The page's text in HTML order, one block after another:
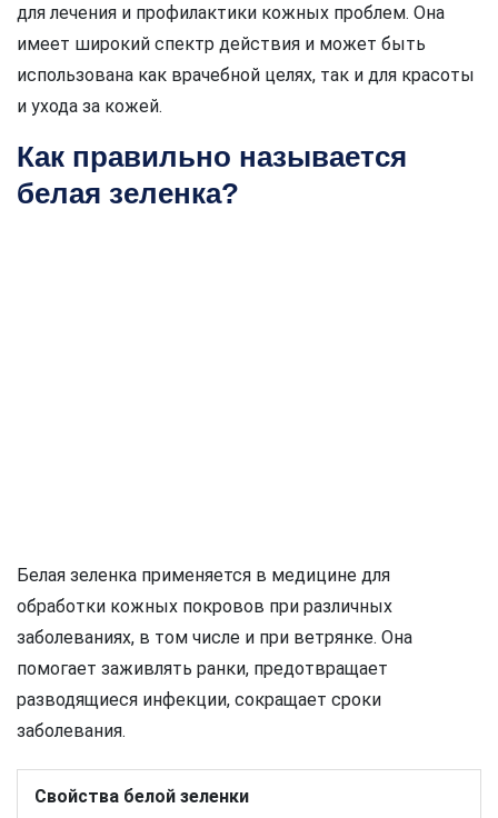
для лечения и профилактики кожных проблем. Она
имеет широкий спектр действия и может быть
использована как врачебной целях, так и для красоты
и ухода за кожей.
Как правильно называется
белая зеленка?
Белая зеленка применяется в медицине для
обработки кожных покровов при различных
заболеваниях, в том числе и при ветрянке. Она
помогает заживлять ранки, предотвращает
разводящиеся инфекции, сокращает сроки
заболевания.
Свойства белой зеленки